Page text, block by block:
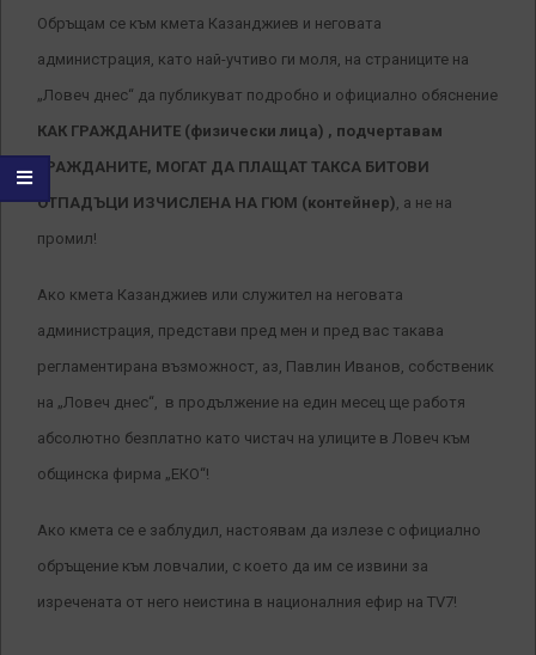
Обръщам се към кмета Казанджиев и неговата
администрация, като най-учтиво ги моля, на страниците на
„Ловеч днес“ да публикуват подробно и официално обяснение
КАК ГРАЖДАНИТЕ (физически лица) , подчертавам
ГРАЖДАНИТЕ, МОГАТ ДА ПЛАЩАТ ТАКСА БИТОВИ
ОТПАДЪЦИ ИЗЧИСЛЕНА НА ГЮМ (контейнер), а не на
промил!
Ако кмета Казанджиев или служител на неговата
администрация, представи пред мен и пред вас такава
регламентирана възможност, аз, Павлин Иванов, собственик
на „Ловеч днес“, в продължение на един месец ще работя
абсолютно безплатно като чистач на улиците в Ловеч към
общинска фирма „ЕКО“!
Ако кмета се е заблудил, настоявам да излезе с официално
обръщение към ловчалии, с което да им се извини за
изречената от него неистина в националния ефир на TV7!